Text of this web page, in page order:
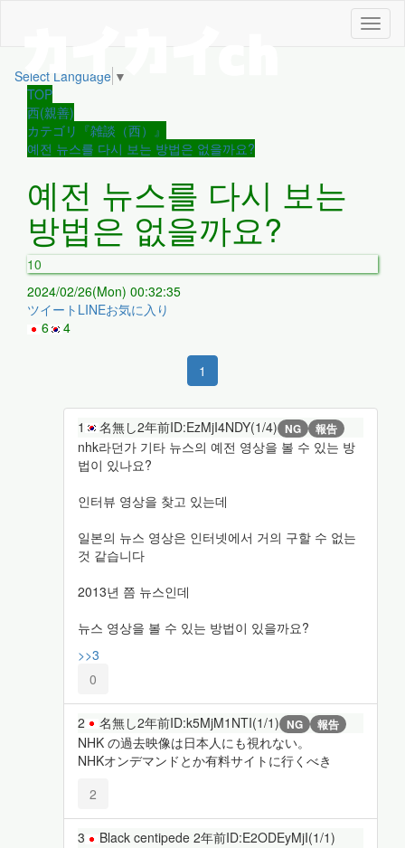
メ
ニ
Select Language ▼
TOP
西(親善)
カテゴリ『雑談（西）』
예전 뉴스를 다시 보는 방법은 없을까요?
예전 뉴스를 다시 보는
방법은 없을까요?
10
2024/02/26(Mon) 00:32:35
ツイート LINEお気に入り
6
4
1
1 名無し2年前ID:EzMjI4NDY(1/4) NG 報告
nhk라던가 기타 뉴스의 예전 영상을 볼 수 있는 방
법이 있나요?
인터뷰 영상을 찾고 있는데
일본의 뉴스 영상은 인터넷에서 거의 구할 수 없는
것 같습니다
2013년 쯤 뉴스인데
뉴스 영상을 볼 수 있는 방법이 있을까요?
>>3
0
2 名無し2年前ID:k5MjM1NTI(1/1) NG 報告
NHK の過去映像は日本人にも視れない。
NHKオンデマンドとか有料サイトに行くべき
2
3 Black centipede 2年前ID:E2ODEyMjI(1/1)